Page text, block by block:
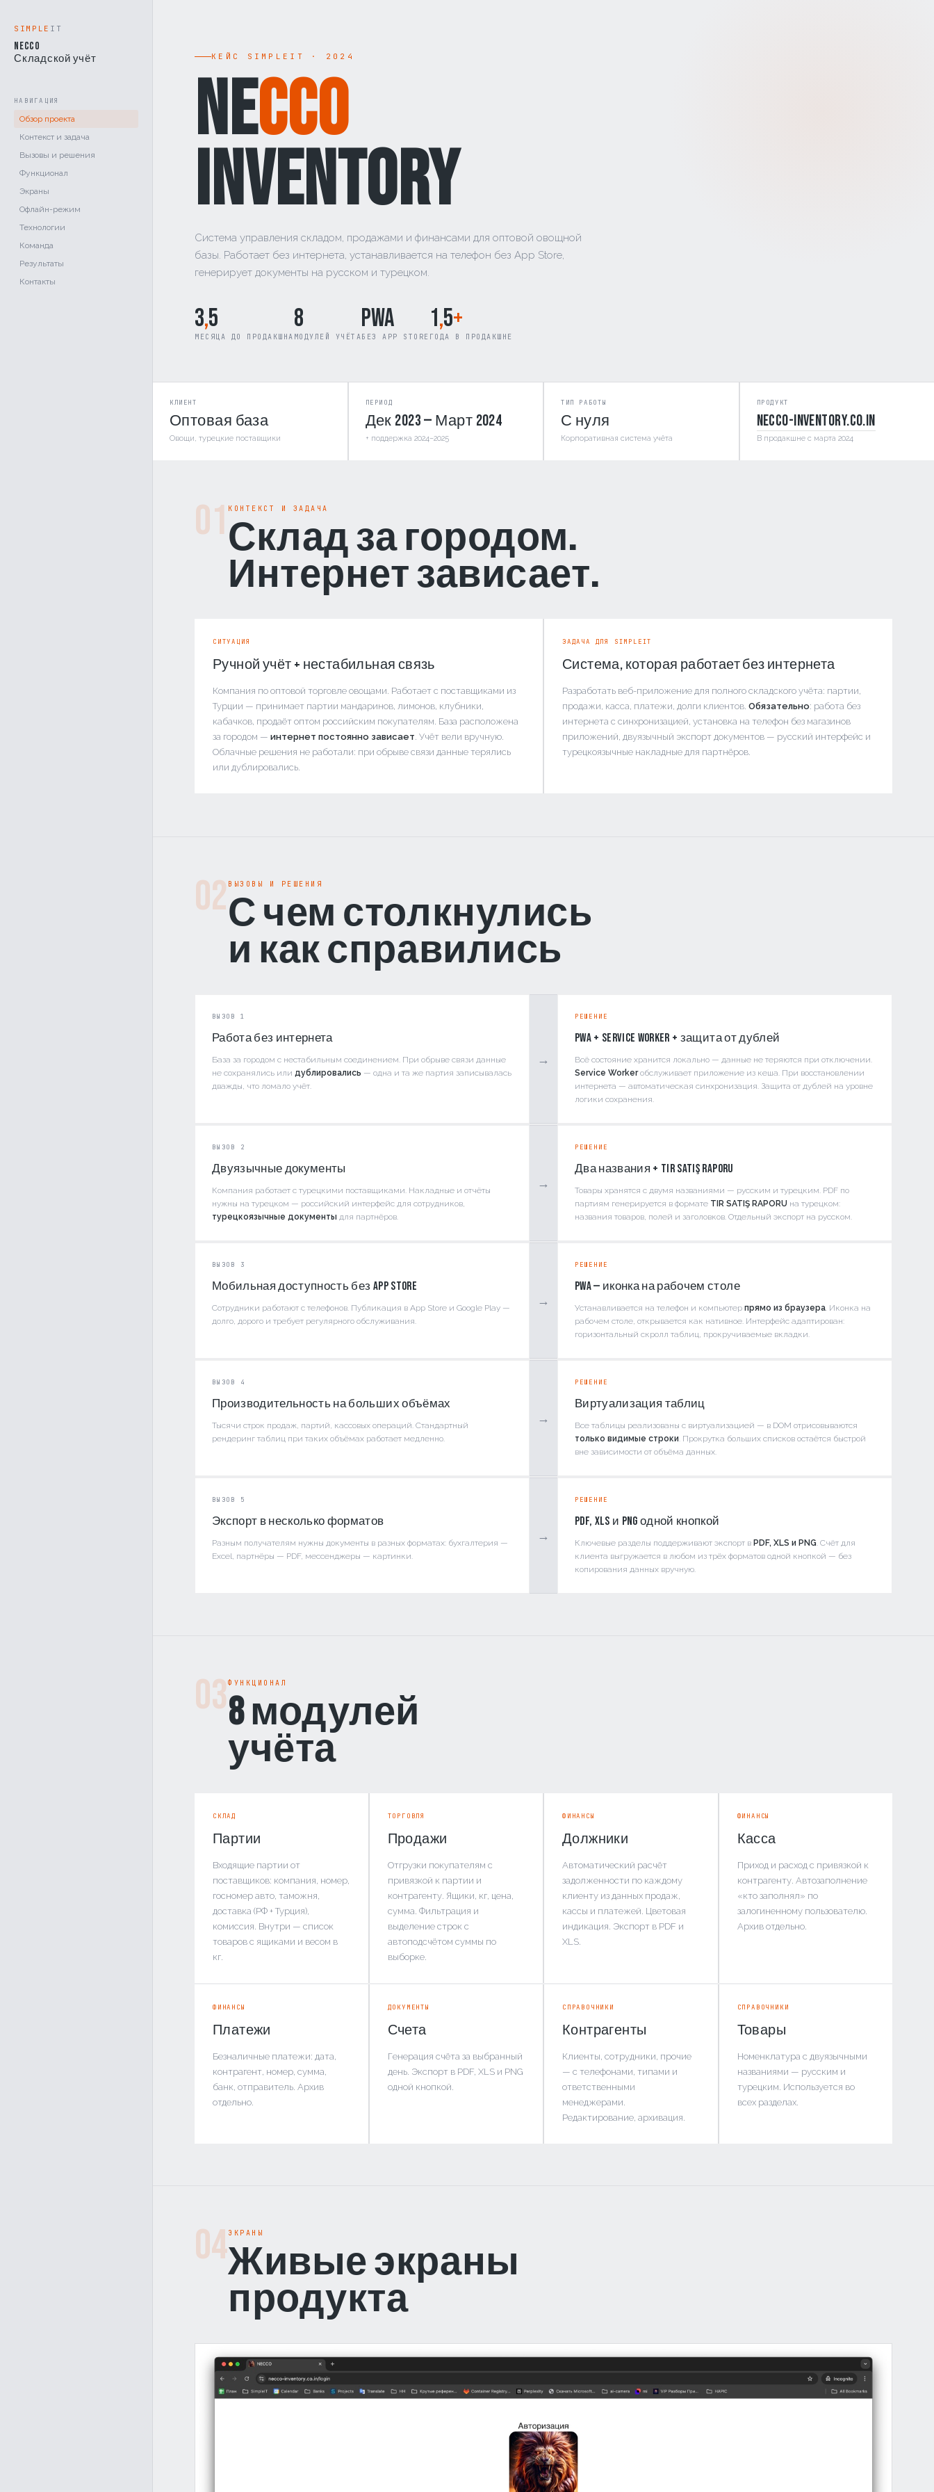
SIMPLE IT
NECCO
Складской учёт
НАВИГАЦИЯ
Обзор проекта
Контекст и задача
Вызовы и решения
Функционал
Экраны
Офлайн-режим
Технологии
Команда
Результаты
Контакты
КЕЙС SIMPLEIT · 2024
NECCO
INVENTORY
Система управления складом, продажами и финансами для оптовой овощной
базы. Работает без интернета, устанавливается на телефон без App Store,
генерирует документы на русском и турецком.
3,5
МЕСЯЦА ДО ПРОДАКШНА
8
МОДУЛЕЙ УЧЁТА
PWA
БЕЗ APP STORE
1,5+
ГОДА В ПРОДАКШНЕ
КЛИЕНТ
Оптовая база
Овощи, турецкие поставщики
ПЕРИОД
Дек 2023 — Март 2024
+ поддержка 2024–2025
ТИП РАБОТЫ
С нуля
Корпоративная система учёта
ПРОДУКТ
necco-inventory.co.in
В продакшне с марта 2024
01 КОНТЕКСТ И ЗАДАЧА
Склад за городом.
Интернет зависает.
СИТУАЦИЯ
Ручной учёт + нестабильная связь
Компания по оптовой торговле овощами. Работает с поставщиками из
Турции — принимает партии мандаринов, лимонов, клубники,
кабачков, продаёт оптом российским покупателям. База расположена
за городом — интернет постоянно зависает. Учёт вели вручную.
Облачные решения не работали: при обрыве связи данные терялись
или дублировались.
ЗАДАЧА ДЛЯ SIMPLEIT
Система, которая работает без интернета
Разработать веб-приложение для полного складского учёта: партии,
продажи, касса, платежи, долги клиентов. Обязательно: работа без
интернета с синхронизацией, установка на телефон без магазинов
приложений, двуязычный экспорт документов — русский интерфейс и
турецкоязычные накладные для партнёров.
02 ВЫЗОВЫ И РЕШЕНИЯ
С чем столкнулись
и как справились
ВЫЗОВ 1
Работа без интернета
База за городом с нестабильным соединением. При обрыве связи данные
не сохранялись или дублировались — одна и та же партия записывалась
дважды, что ломало учёт.
→
РЕШЕНИЕ
PWA + Service Worker + защита от дублей
Всё состояние хранится локально — данные не теряются при отключении.
Service Workerобслуживает приложение из кеша. При восстановлении
интернета — автоматическая синхронизация. Защита от дублей на уровне
логики сохранения.
ВЫЗОВ 2
Двуязычные документы
Компания работает с турецкими поставщиками. Накладные и отчёты
нужны на турецком — российский интерфейс для сотрудников,
турецкоязычные документы для партнёров.
→
РЕШЕНИЕ
Два названия + TIR SATIŞ RAPORU
Товары хранятся с двумя названиями — русским и турецким. PDF по
партиям генерируется в формате TIR SATIŞ RAPORU на турецком:
названия товаров, полей и заголовков. Отдельный экспорт на русском.
ВЫЗОВ 3
Мобильная доступность без App Store
Сотрудники работают с телефонов. Публикация в App Store и Google Play —
долго, дорого и требует регулярного обслуживания.
→
РЕШЕНИЕ
PWA — иконка на рабочем столе
Устанавливается на телефон и компьютер прямо из браузера. Иконка на
рабочем столе, открывается как нативное. Интерфейс адаптирован:
горизонтальный скролл таблиц, прокручиваемые вкладки.
ВЫЗОВ 4
Производительность на больших объёмах
Тысячи строк продаж, партий, кассовых операций. Стандартный
рендеринг таблиц при таких объёмах работает медленно.
→
РЕШЕНИЕ
Виртуализация таблиц
Все таблицы реализованы с виртуализацией — в DOM отрисовываются
только видимые строки. Прокрутка больших списков остаётся быстрой
вне зависимости от объёма данных.
ВЫЗОВ 5
Экспорт в несколько форматов
Разным получателям нужны документы в разных форматах: бухгалтерия —
Excel, партнёры — PDF, мессенджеры — картинки.
→
РЕШЕНИЕ
PDF, XLS и PNG одной кнопкой
Ключевые разделы поддерживают экспорт в PDF, XLS и PNG. Счёт для
клиента выгружается в любом из трёх форматов одной кнопкой — без
копирования данных вручную.
03 ФУНКЦИОНАЛ
8 модулей
учёта
СКЛАД
Партии
Входящие партии от
поставщиков: компания, номер,
госномер авто, таможня,
доставка (РФ + Турция),
комиссия. Внутри — список
товаров с ящиками и весом в
кг.
ТОРГОВЛЯ
Продажи
Отгрузки покупателям с
привязкой к партии и
контрагенту. Ящики, кг, цена,
сумма. Фильтрация и
выделение строк с
автоподсчётом суммы по
выборке.
ФИНАНСЫ
Должники
Автоматический расчёт
задолженности по каждому
клиенту из данных продаж,
кассы и платежей. Цветовая
индикация. Экспорт в PDF и
XLS.
ФИНАНСЫ
Касса
Приход и расход с привязкой к
контрагенту. Автозаполнение
«кто заполнял» по
залогиненному пользователю.
Архив отдельно.
ФИНАНСЫ
Платежи
Безналичные платежи: дата,
контрагент, номер, сумма,
банк, отправитель. Архив
отдельно.
ДОКУМЕНТЫ
Счета
Генерация счёта за выбранный
день. Экспорт в PDF, XLS и PNG
одной кнопкой.
СПРАВОЧНИКИ
Контрагенты
Клиенты, сотрудники, прочие
— с телефонами, типами и
ответственными
менеджерами.
Редактирование, архивация.
СПРАВОЧНИКИ
Товары
Номенклатура с двуязычными
названиями — русским и
турецким. Используется во
всех разделах.
04ЭКРАНЫ
Живые экраны
продукта